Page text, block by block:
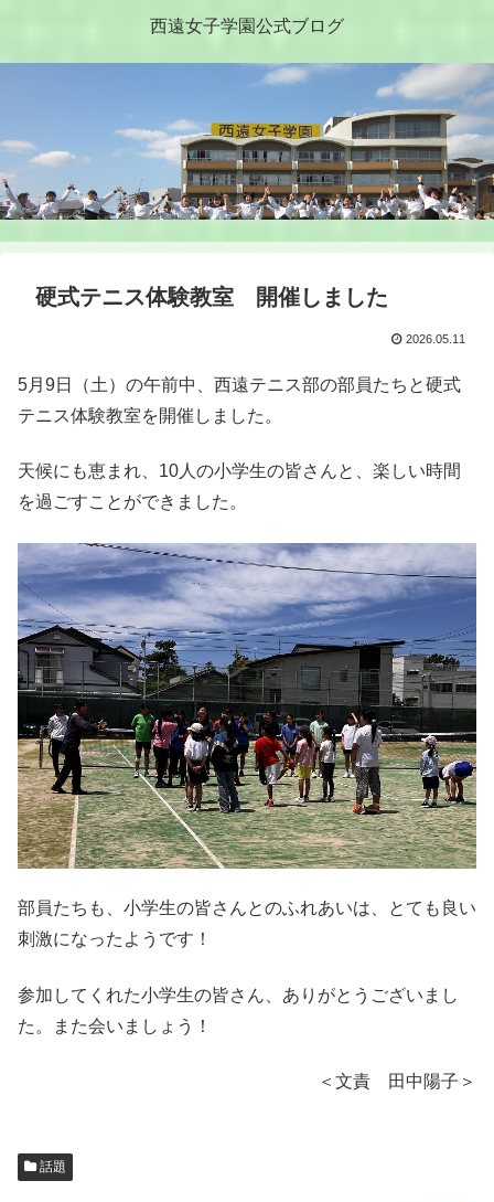
西遠女子学園公式ブログ
硬式テニス体験教室 開催しました
2026.05.11
5月9日（土）の午前中、西遠テニス部の部員たちと硬式
テニス体験教室を開催しました。
天候にも恵まれ、10人の小学生の皆さんと、楽しい時間
を過ごすことができました。
部員たちも、小学生の皆さんとのふれあいは、とても良い
刺激になったようです！
参加してくれた小学生の皆さん、ありがとうございまし
た。また会いましょう！
＜文責 田中陽子＞
話題